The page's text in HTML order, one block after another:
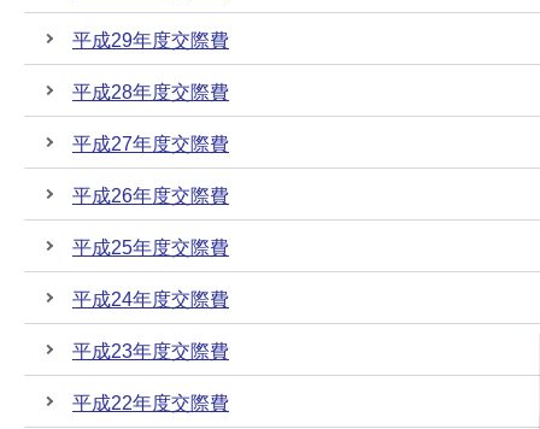
平成29年度交際費
平成28年度交際費
平成27年度交際費
平成26年度交際費
平成25年度交際費
平成24年度交際費
平成23年度交際費
平成22年度交際費